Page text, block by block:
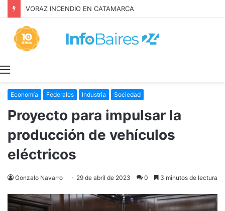
VORAZ INCENDIO EN CATAMARCA
Economía Federales Industria Sociedad
Proyecto para impulsar la
producción de vehículos
eléctricos
Gonzalo Navarro 29 de abril de 2023 0 3 minutos de lectura